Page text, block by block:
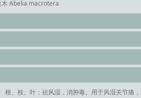
木 Abelia macrotera
根、枝、叶：祛风湿，消肿毒。用于风湿关节痛